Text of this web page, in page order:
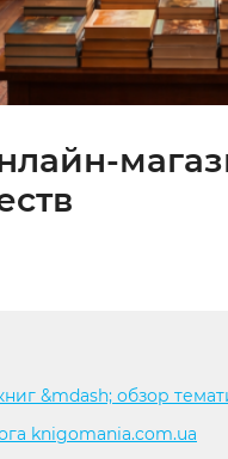
&mdash; обзор
knigomania.com.ua